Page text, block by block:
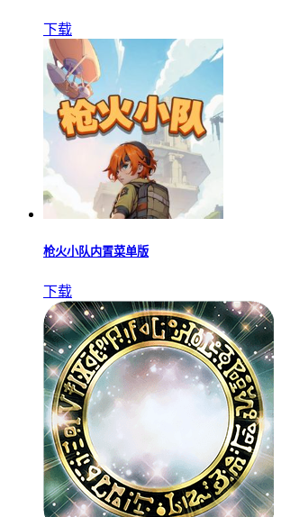
下载
枪火小队内置菜单版
下载